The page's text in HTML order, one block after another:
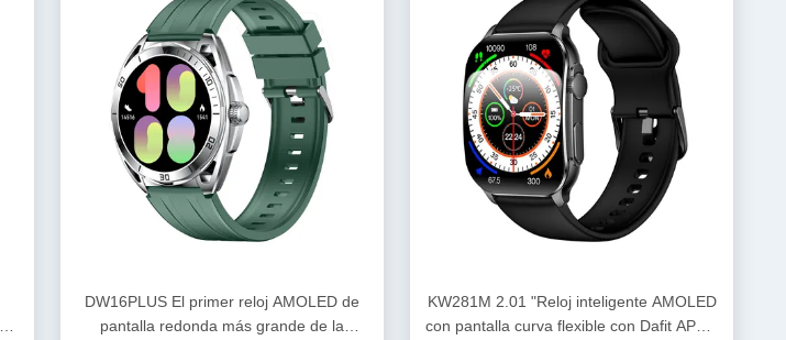
DW16PLUS El primer reloj AMOLED de
pantalla redonda más grande de la
KW281M 2.01 "Reloj inteligente AMOLED
con pantalla curva flexible con Dafit APP y